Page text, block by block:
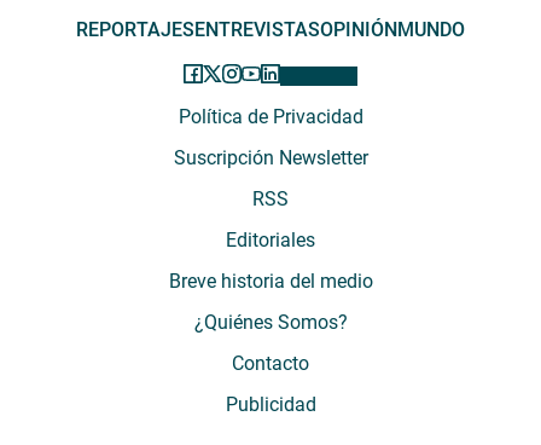
REPORTAJES ENTREVISTASOPINIÓN MUNDO
Política de Privacidad
Suscripción Newsletter
RSS
Editoriales
Breve historia del medio
¿Quiénes Somos?
Contacto
Publicidad